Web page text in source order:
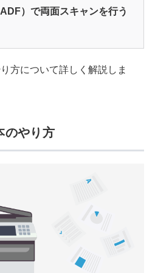
）で両面スキャンを行う
方について詳しく解説しま
のやり方